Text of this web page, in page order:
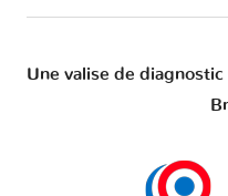
Une valise de